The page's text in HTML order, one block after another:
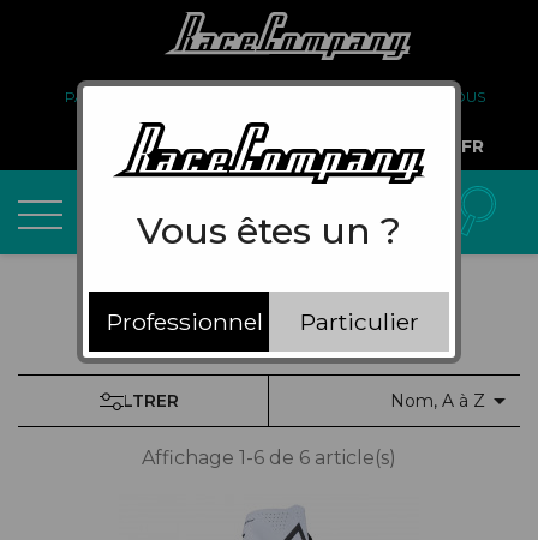
PARTENARIAT
À PROPOS DE NOUS
COMPTE PRO
FR
Nom, A à Z 
FILTRER
Affichage 1-6 de 6 article(s)
Vous êtes un ?
Professionnel Particulier